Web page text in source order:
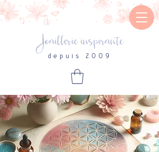
Joaillerie inspirante
depuis 2009